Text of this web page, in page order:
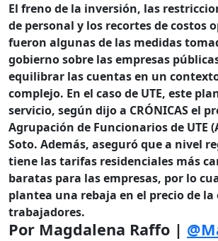
El freno de la inversión, las
de personal y los recortes de costos
fueron algunas de las medidas
gobierno sobre las empresas
equilibrar las cuentas en un
complejo. En el caso de UTE, este
servicio, según dijo a CRÓNICAS el
Agrupación de Funcionarios de UTE
Soto. Además, aseguró que a nivel
tiene las tarifas residenciales más
baratas para las empresas, por lo
plantea una rebaja en el precio de
trabajadores.
Por Magdalena Raffo |